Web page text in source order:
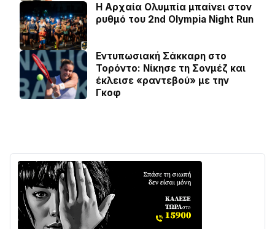
Η Αρχαία Ολυμπία μπαίνει στον
ρυθμό του 2nd Olympia Night Run
Εντυπωσιακή Σάκκαρη στο
Τορόντο: Νίκησε τη Σονμέζ και
έκλεισε «ραντεβού» με την
Γκοφ